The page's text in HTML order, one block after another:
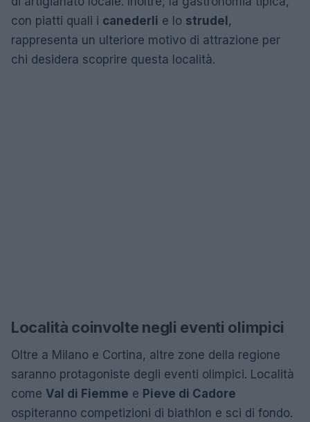
con piatti quali i canederli e lo strudel,
rappresenta un ulteriore motivo di attrazione per
chi desidera scoprire questa località.
Località coinvolte negli eventi olimpici
Oltre a Milano e Cortina, altre zone della regione
saranno protagoniste degli eventi olimpici. Località
come Val di Fiemme e Pieve di Cadore
ospiteranno competizioni di biathlon e sci di fondo.